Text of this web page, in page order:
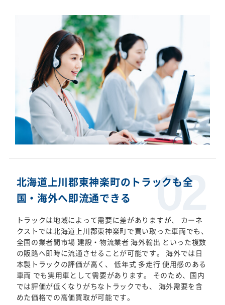
北海道上川郡東神楽町のトラックも全
国・海外へ即流通できる
トラックは地域によって需要に差がありますが、 カーネ
クストでは北海道上川郡東神楽町で買い取った車両でも、
全国の業者間市場 建設・物流業者 海外輸出 といった複数
の販路へ即時に流通させることが可能です。 海外では日
本製トラックの評価が高く、 低年式 多走行 使用感のある
車両 でも実用車として需要があります。 そのため、国内
では評価が低くなりがちなトラックでも、 海外需要を含
めた価格での高価買取が可能です。